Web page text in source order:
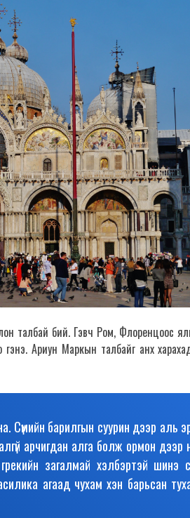
талбай бий. Гэвч Ром, Флоренцоос
Ариун Маркын талбайг анх
Сүмийн барилгын суурин дээр аль
арчигдан алга болж ормон дээр
загалмай хэлбэртэй шинэ
агаад чухам хэн барьсан